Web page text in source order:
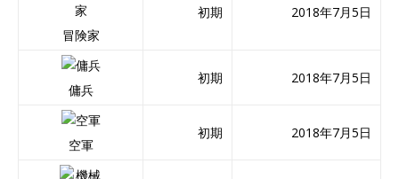
冒険家
初期 2018年7月5日
傭兵
初期 2018年7月5日
空軍
初期 2018年7月5日